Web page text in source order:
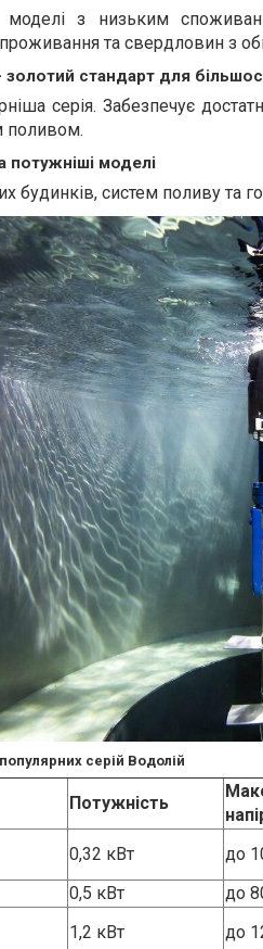
моделі з низьким
та свердловин з
стандарт для
серія. Забезпечує
поливом.
потужніші моделі
будинків, систем поливу та
серій Водолій
Потужність
0,32 кВт до
0,5 кВт до
1,2 кВт до